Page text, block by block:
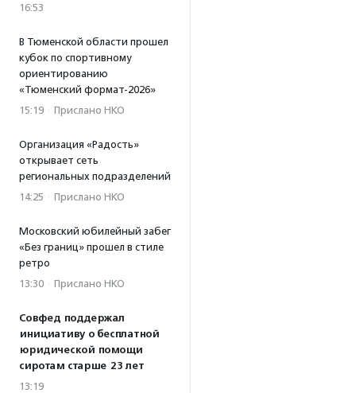
16:53
В Тюменской области прошел
кубок по спортивному
ориентированию
«Тюменский формат-2026»
15:19 · Прислано НКО
Организация «Радость»
открывает сеть
региональных подразделений
14:25 · Прислано НКО
Московский юбилейный забег
«Без границ» прошел в стиле
ретро
13:30 · Прислано НКО
Совфед поддержал
инициативу о бесплатной
юридической помощи
сиротам старше 23 лет
13:19